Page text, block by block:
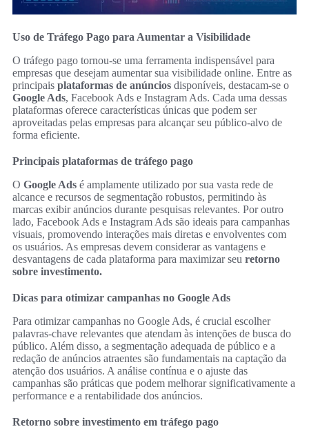
Uso de Tráfego Pago para Aumentar a Visibilidade
O tráfego pago tornou-se uma ferramenta indispensável para
empresas que desejam aumentar sua visibilidade online. Entre as
principais plataformas de anúncios disponíveis, destacam-se o
Google Ads, Facebook Ads e Instagram Ads. Cada uma dessas
plataformas oferece características únicas que podem ser
aproveitadas pelas empresas para alcançar seu público-alvo de
forma eficiente.
Principais plataformas de tráfego pago
O Google Ads é amplamente utilizado por sua vasta rede de
alcance e recursos de segmentação robustos, permitindo às
marcas exibir anúncios durante pesquisas relevantes. Por outro
lado, Facebook Ads e Instagram Ads são ideais para campanhas
visuais, promovendo interações mais diretas e envolventes com
os usuários. As empresas devem considerar as vantagens e
desvantagens de cada plataforma para maximizar seu retorno
sobre investimento.
Dicas para otimizar campanhas no Google Ads
Para otimizar campanhas no Google Ads, é crucial escolher
palavras-chave relevantes que atendam às intenções de busca do
público. Além disso, a segmentação adequada de público e a
redação de anúncios atraentes são fundamentais na captação da
atenção dos usuários. A análise contínua e o ajuste das
campanhas são práticas que podem melhorar significativamente a
performance e a rentabilidade dos anúncios.
Retorno sobre investimento em tráfego pago